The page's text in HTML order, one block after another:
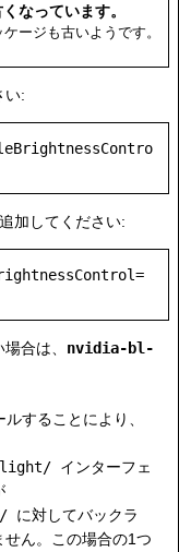
なっています。
ージも古いようです。
い:
加してください:
合は、 nvidia-bl-
することにより、
インターフェ
に対してバックラ
ん。この場合の1つ